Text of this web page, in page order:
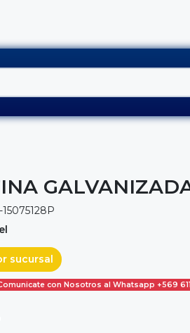
sucursal
con Nosotros al Whatsapp +569